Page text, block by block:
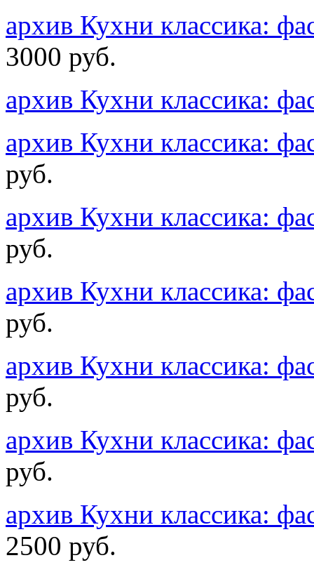
архив Кухни классика:
3000 руб.
архив Кухни классика:
архив Кухни классика:
руб.
архив Кухни классика:
руб.
архив Кухни классика:
руб.
архив Кухни классика:
руб.
архив Кухни классика:
руб.
архив Кухни классика:
2500 руб.